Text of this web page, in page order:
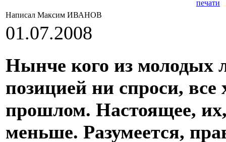
Написал Максим ИВАНОВ
01.07.2008
Нынче кого из молодых
позицией ни спроси,
прошлом. Настоящее, их,
меньше. Разумеется,